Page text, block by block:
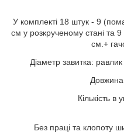
У комплекті 18 штук - 9
см у розкрученому стані та
см.+
Діаметр завитка:
Кількість в
Без праці та клопоту